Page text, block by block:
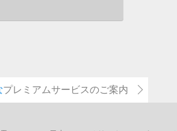
プレミアムサービスのご案内